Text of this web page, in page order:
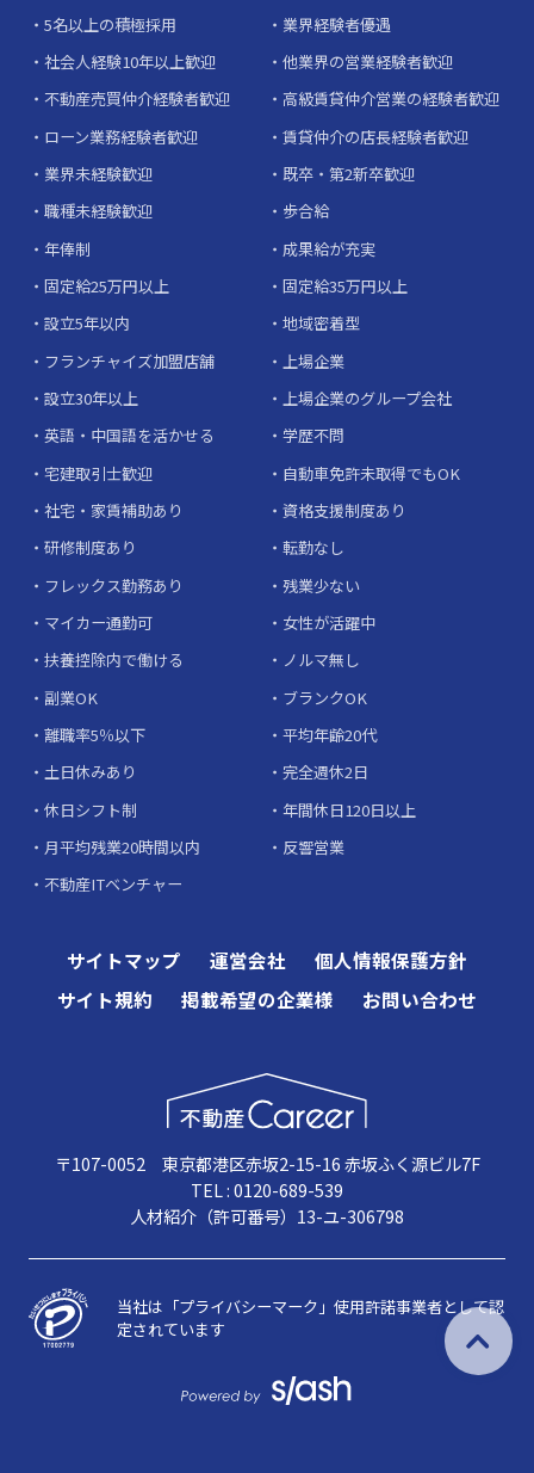
5名以上の積極採用
業界経験者優遇
社会人経験10年以上歓迎
他業界の営業経験者歓迎
不動産売買仲介経験者歓迎
高級賃貸仲介営業の経験者歓迎
ローン業務経験者歓迎
賃貸仲介の店長経験者歓迎
業界未経験歓迎
既卒・第2新卒歓迎
職種未経験歓迎
歩合給
年俸制
成果給が充実
固定給25万円以上
固定給35万円以上
設立5年以内
地域密着型
フランチャイズ加盟店舗
上場企業
設立30年以上
上場企業のグループ会社
英語・中国語を活かせる
学歴不問
宅建取引士歓迎
自動車免許未取得でもOK
社宅・家賃補助あり
資格支援制度あり
研修制度あり
転勤なし
フレックス勤務あり
残業少ない
マイカー通勤可
女性が活躍中
扶養控除内で働ける
ノルマ無し
副業OK
ブランクOK
離職率5％以下
平均年齢20代
土日休みあり
完全週休2日
休日シフト制
年間休日120日以上
月平均残業20時間以内
反響営業
不動産ITベンチャー
サイトマップ 運営会社
個人情報保護方針
サイト規約
掲載希望の企業様 お問い合わせ
〒107-0052 東京都港区赤坂2-15-16 赤坂ふく源ビル7F
TEL : 0120-689-539
人材紹介（許可番号）13-ユ-306798
当社は「プライバシーマーク」使用許諾事業者として認
定されています